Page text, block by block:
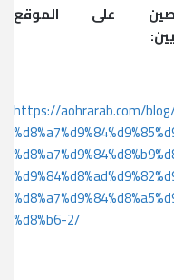
على الموقع
https://aohrarab.com/blog/
%d8%b6-2/